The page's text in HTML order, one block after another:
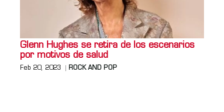
Glenn Hughes se retira de los escenarios
por motivos de salud
Feb 20, 2023 ROCK AND POP